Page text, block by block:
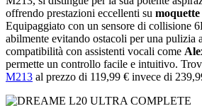
offrendo prestazioni eccellenti su moquette
Equipaggiato con un sensore di collisione
abilmente evitando ostacoli per una pulizia
compatibilità con assistenti vocali come
permette un controllo facile e intuitivo.
M213 al prezzo di 119,99 € invece di